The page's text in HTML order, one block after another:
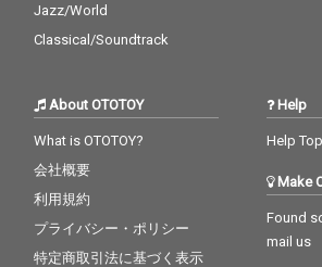
Jazz/World
Classical/Soundtrack
About OTOTOY
What is OTOTOY?
会社概要
利用規約
プライバシー・ポリシー
特定商取引法に基づく表示
Help
Help Top
Make
Found
mail us